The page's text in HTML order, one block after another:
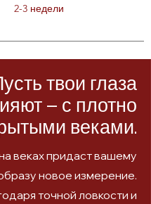
2-3 недели
твои глаза
– с плотно
веками.
веках придаст вашему
новое измерение.
точной ловкости и